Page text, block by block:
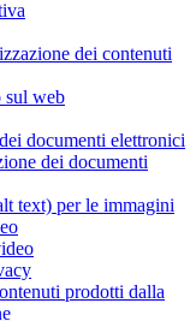
dei contenuti
sul web
documenti elettronici
dei documenti
text) per le immagini
prodotti dalla